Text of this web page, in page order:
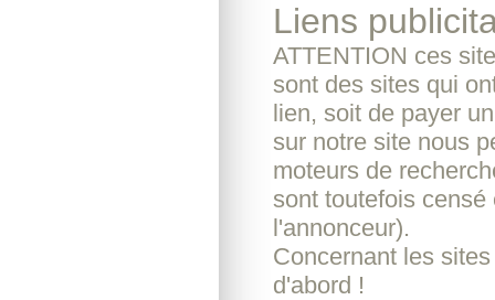
Liens
ATTENTION ces
sont des sites qui
lien, soit de payer
sur notre site nous
moteurs de
sont toutefois
l'annonceur).
Concernant les
d'abord !